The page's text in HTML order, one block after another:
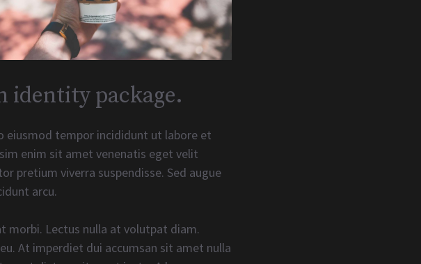
identity package.
eiusmod tempor incididunt ut labore et
enim sit amet venenatis eget velit
pretium viverra suspendisse. Sed augue
arcu.
morbi. Lectus nulla at volutpat diam.
At imperdiet dui accumsan sit amet nulla